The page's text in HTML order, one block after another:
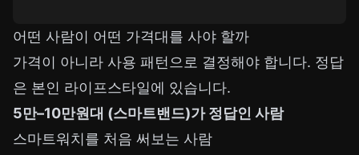
어떤 사람이 어떤 가격대를 사야 할까
가격이 아니라 사용 패턴으로 결정해야 합니다. 정답
은 본인 라이프스타일에 있습니다.
5만–10만원대 (스마트밴드)가 정답인 사람
스마트워치를 처음 써보는 사람